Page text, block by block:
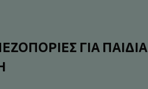
ΓΙΑ ΠΑΙΔΙΑ